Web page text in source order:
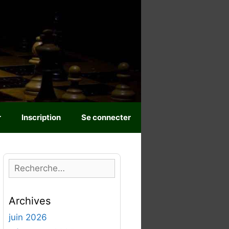
Inscription Se connecter
e
h
e
Archives
juin 2026